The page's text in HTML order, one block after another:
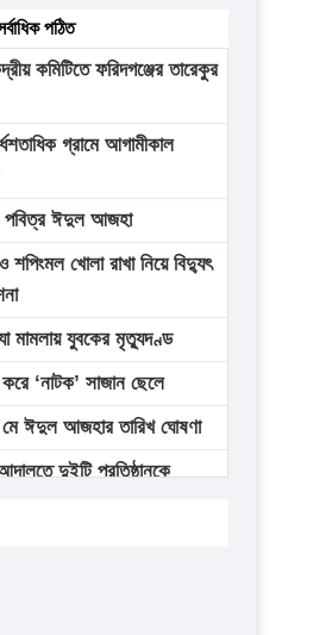
পঠিত
কমিটিতে ফরিদগঞ্জের তারেকুর
গ্রামে আগামীকাল
পবিত্র ঈদুল আজহা
শপিংমল খোলা রাখা নিয়ে বিদ্যুৎ
মামলায় যুবকের মৃত্যুদণ্ড
‘নাটক’ সাজান ছেলে
ঈদুল আজহার তারিখ ঘোষণা
দুইটি প্রতিষ্ঠানকে